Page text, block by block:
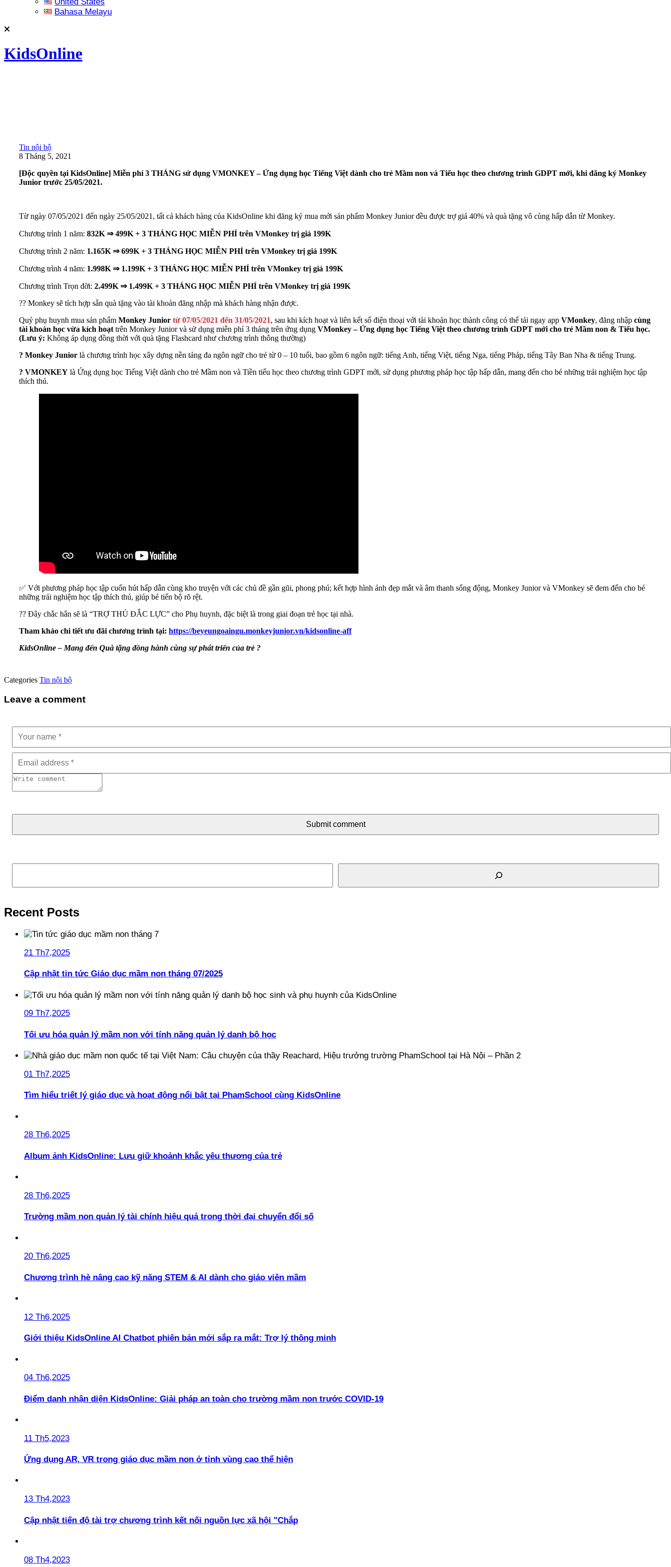
Bahasa Melayu
KidsOnline
Tin nội bộ
8 Tháng 5, 2021
[Độc quyền tại KidsOnline] Miễn phí 3 THÁNG sử dụng VMONKEY – Ứng dụng học Tiếng Việt dành cho trẻ Mầm non và Tiểu học theo chương trình GDPT mới, khi đăng ký Monkey
Junior trước 25/05/2021.
Từ ngày 07/05/2021 đến ngày 25/05/2021, tất cả khách hàng của KidsOnline khi đăng ký mua mới sản phẩm Monkey Junior đều được trợ giá 40% và quà tặng vô cùng hấp dẫn từ Monkey.
Chương trình 1 năm: 832K ⇒ 499K + 3 THÁNG HỌC MIỄN PHÍ trên VMonkey trị giá 199K
Chương trình 2 năm: 1.165K ⇒ 699K + 3 THÁNG HỌC MIỄN PHÍ trên VMonkey trị giá 199K
Chương trình 4 năm: 1.998K ⇒ 1.199K + 3 THÁNG HỌC MIỄN PHÍ trên VMonkey trị giá 199K
Chương trình Trọn đời: 2.499K ⇒ 1.499K + 3 THÁNG HỌC MIỄN PHÍ trên VMonkey trị giá 199K
?? Monkey sẽ tích hợp sẵn quà tặng vào tài khoản đăng nhập mà khách hàng nhận được.
Quý phụ huynh mua sản phẩm Monkey Junior từ 07/05/2021 đến 31/05/2021, sau khi kích hoạt và liên kết số điện thoại với tài khoản học thành công có thể tải ngay app VMonkey, đăng nhập cùng
tài khoản học vừa kích hoạt trên Monkey Junior và sử dụng miễn phí 3 tháng trên ứng dụng VMonkey – Ứng dụng học Tiếng Việt theo chương trình GDPT mới cho trẻ Mầm non & Tiểu học.
(Lưu ý: Không áp dụng đồng thời với quà tặng Flashcard như chương trình thông thường)
? Monkey Junior là chương trình học xây dựng nền tảng đa ngôn ngữ cho trẻ từ 0 – 10 tuổi, bao gồm 6 ngôn ngữ: tiếng Anh, tiếng Việt, tiếng Nga, tiếng Pháp, tiếng Tây Ban Nha & tiếng Trung.
? VMONKEY là Ứng dụng học Tiếng Việt dành cho trẻ Mầm non và Tiền tiểu học theo chương trình GDPT mới, sử dụng phương pháp học tập hấp dẫn, mang đến cho bé những trải nghiệm học tập
thích thú.
✅ Với phương pháp học tập cuốn hút hấp dẫn cùng kho truyện với các chủ đề gần gũi, phong phú; kết hợp hình ảnh đẹp mắt và âm thanh sống động, Monkey Junior và VMonkey sẽ đem đến cho bé
những trải nghiệm học tập thích thú, giúp bé tiến bộ rõ rệt.
?? Đây chắc hẳn sẽ là “TRỢ THỦ ĐẮC LỰC” cho Phụ huynh, đặc biệt là trong giai đoạn trẻ học tại nhà.
Tham khảo chi tiết ưu đãi chương trình tại: https://beyeungoaingu.monkeyjunior.vn/kidsonline-aff
KidsOnline – Mang đến Quà tặng đồng hành cùng sự phát triển của trẻ ?
Categories Tin nội bộ
Leave a comment
Submit comment
Tìm kiếm
Recent Posts
21 Th7,2025
Cập nhật tin tức Giáo dục mầm non tháng 07/2025
09 Th7,2025
Tối ưu hóa quản lý mầm non với tính năng quản lý danh bộ học
01 Th7,2025
Tìm hiểu triết lý giáo dục và hoạt động nổi bật tại PhamSchool cùng KidsOnline
28 Th6,2025
Album ảnh KidsOnline: Lưu giữ khoảnh khắc yêu thương của trẻ
28 Th6,2025
Trường mầm non quản lý tài chính hiệu quả trong thời đại chuyển đổi số
20 Th6,2025
Chương trình hè nâng cao kỹ năng STEM & AI dành cho giáo viên mầm
12 Th6,2025
Giới thiệu KidsOnline AI Chatbot phiên bản mới sắp ra mắt: Trợ lý thông minh
04 Th6,2025
Điểm danh nhận diện KidsOnline: Giải pháp an toàn cho trường mầm non trước COVID-19
11 Th5,2023
Ứng dụng AR, VR trong giáo dục mầm non ở tỉnh vùng cao thể hiện
13 Th4,2023
Cập nhật tiến độ tài trợ chương trình kết nối nguồn lực xã hội "Chắp
08 Th4,2023